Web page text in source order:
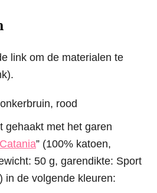
link om de materialen te
rood
gehaakt met het garen
” (100% katoen,
50 g, garendikte: Sport
in de volgende kleuren: